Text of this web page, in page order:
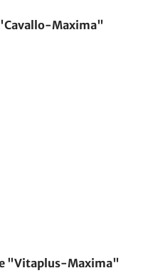
Maxima"
"Vitaplus-Maxima"